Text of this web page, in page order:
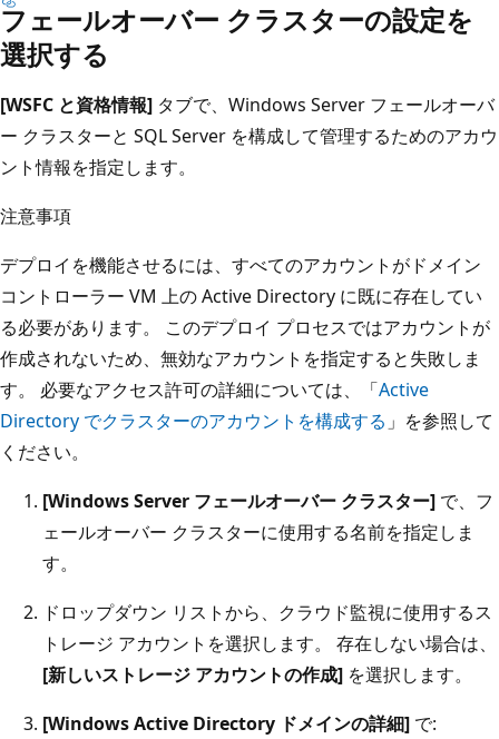
フェールオーバー クラスターの設定を
選択する
[WSFC と資格情報] タブで、Windows Server フェールオーバ
ー クラスターと SQL Server を構成して管理するためのアカウ
ント情報を指定します。
注意事項
デプロイを機能させるには、すべてのアカウントがドメイン
コントローラー VM 上の Active Directory に既に存在してい
る必要があります。 このデプロイ プロセスではアカウントが
作成されないため、無効なアカウントを指定すると失敗しま
す。 必要なアクセス許可の詳細については、「Active
Directory でクラスターのアカウントを構成する 」を参照して
ください。
[Windows Server フェールオーバー クラスター] で、フ
ェールオーバー クラスターに使用する名前を指定しま
す。
ドロップダウン リストから、クラウド監視に使用するス
トレージ アカウントを選択します。 存在しない場合は、
[新しいストレージ アカウントの作成] を選択します。
[Windows Active Directory ドメインの詳細] で: